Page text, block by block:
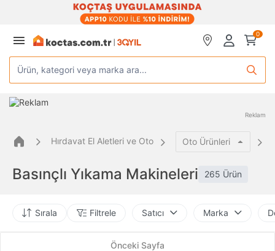
0
Ürün, kategori veya marka ara...
Reklam
Hırdavat El Aletleri ve Oto Oto Ürünleri
Basınçlı Yıkama Makineleri 265 Ürün
Sırala Filtrele Satıcı Marka
Önceki Sayfa